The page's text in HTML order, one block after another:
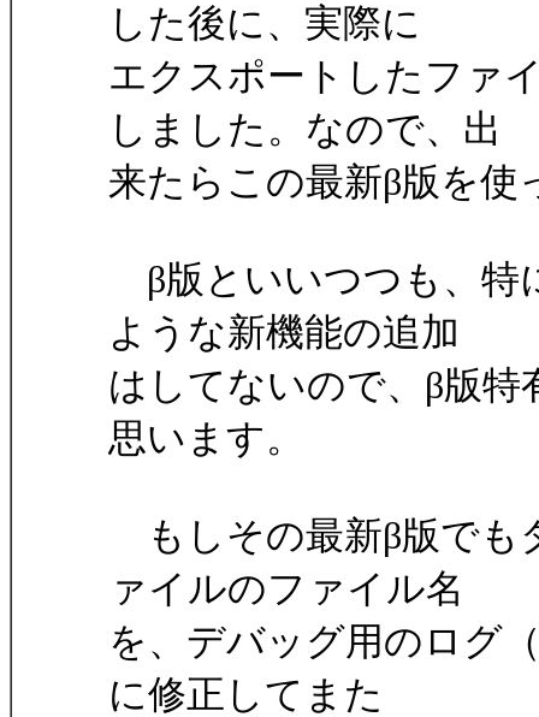
した後に、実際に
エクスポートしたファ
しました。なので、出
来たらこの最新β版を使
β版といいつつも、特
ような新機能の追加
はしてないので、β版
思います。
もしその最新β版でも
ァイルのファイル名
を、デバッグ用のログ
に修正してまた